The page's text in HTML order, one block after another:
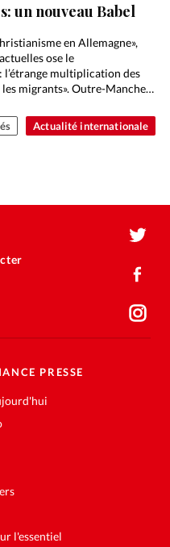
Actualité internationale
un nouveau Babel
en Allemagne»,
ose le
multiplication des
migrants». Outre-Manche,
PRESSE
l'essentiel